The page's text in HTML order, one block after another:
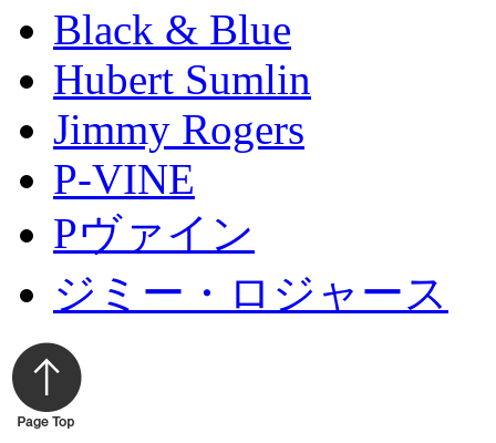
Black & Blue
Hubert Sumlin
Jimmy Rogers
P-VINE
Pヴァイン
ジミー・ロジャース